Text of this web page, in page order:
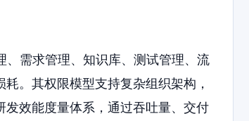
需求管理、知识库、测试管理、流
。其权限模型支持复杂组织架构，
效能度量体系，通过吞吐量、交付